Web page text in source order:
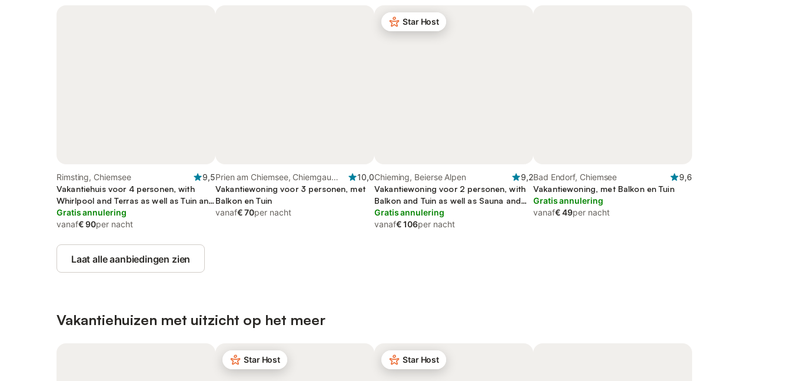
Rimsting, Chiemsee
9,5
Vakantiehuis voor 4 personen, with
Whirlpool and Terras as well as Tuin and
Sauna
Gratis annulering
vanaf€ 90per nacht
Prien am Chiemsee, Chiemgau
Alps
10,0
Vakantiewoning voor 3 personen, met
Balkon en Tuin
vanaf€ 70per nacht
Star Host
Chieming, Beierse Alpen
9,2
Vakantiewoning voor 2 personen, with
Balkon and Tuin as well as Sauna and
Uitzicht op het meer
Gratis annulering
vanaf€ 106per nacht
Bad Endorf, Chiemsee
9,6
Vakantiewoning, met Balkon en Tuin
Gratis annulering
vanaf€ 49per nacht
Laat alle aanbiedingen zien
Vakantiehuizen met uitzicht op het meer
Star Host Star Host